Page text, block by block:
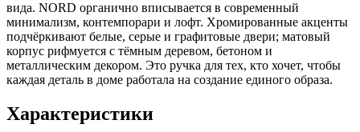
вида. NORD органично вписывается в современный
минимализм, контемпорари и лофт. Хромированные акценты
подчёркивают белые, серые и графитовые двери; матовый
корпус рифмуется с тёмным деревом, бетоном и
металлическим декором. Это ручка для тех, кто хочет, чтобы
каждая деталь в доме работала на создание единого образа.
Характеристики